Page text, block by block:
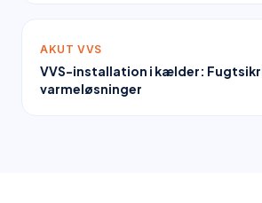
AKUT VVS
VVS-installation i kælder:
varmeløsninger